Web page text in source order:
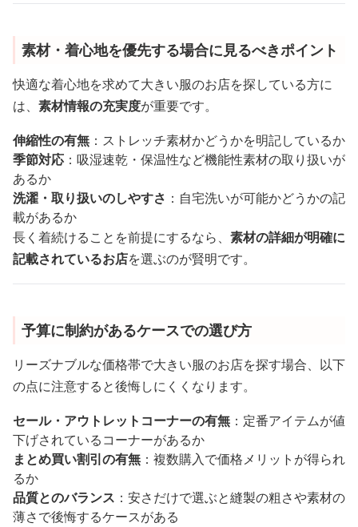
素材・着心地を優先する場合に見るべきポイント
快適な着心地を求めて大きい服のお店を探している方に
は、 素材情報の充実度が重要です。
伸縮性の有無 ：ストレッチ素材かどうかを明記しているか
季節対応 ：吸湿速乾・保温性など機能性素材の取り扱いが
あるか
洗濯・取り扱いのしやすさ ：自宅洗いが可能かどうかの記
載があるか
長く着続けることを前提にするなら、 素材の詳細が明確に
記載されているお店を選ぶのが賢明です。
予算に制約があるケースでの選び方
リーズナブルな価格帯で大きい服のお店を探す場合、以下
の点に注意すると後悔しにくくなります。
セール・アウトレットコーナーの有無 ：定番アイテムが値
下げされているコーナーがあるか
まとめ買い割引の有無 ：複数購入で価格メリットが得られ
るか
品質とのバランス ：安さだけで選ぶと縫製の粗さや素材の
薄さで後悔するケースがある